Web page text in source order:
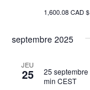
1,600.08 CAD $
septembre 2025
JEU
25 25
min CEST